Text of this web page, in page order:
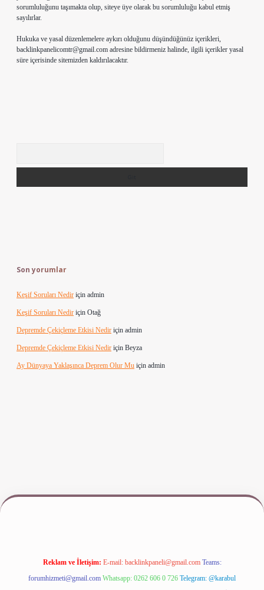
sorumluluğunu taşımakta olup, siteye üye olarak bu sorumluluğu kabul etmiş
sayılırlar.
Hukuka ve yasal düzenlemelere aykırı olduğunu düşündüğünüz içerikleri,
backlinkpanelicomtr@gmail.com adresine bildirmeniz halinde, ilgili içerikler yasal
süre içerisinde sitemizden kaldırılacaktır.
Son yorumlar
Keşif Soruları Nedir için admin
Keşif Soruları Nedir için Otağ
Depremde Çekiçleme Etkisi Nedir için admin
Depremde Çekiçleme Etkisi Nedir için Beyza
Ay Dünyaya Yaklaşınca Deprem Olur Mu için admin
www.betexper.xyz/
Reklam ve İletişim: E-mail: backlinkpaneli@gmail.com Teams:
forumhizmeti@gmail.com Whatsapp: 0262 606 0 726 Telegram: @karabul